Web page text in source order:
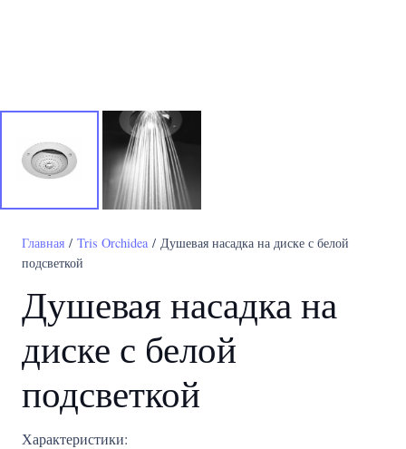
Главная / Tris Orchidea / Душевая насадка на диске с белой
подсветкой
Душевая насадка на
диске с белой
подсветкой
Характеристики: